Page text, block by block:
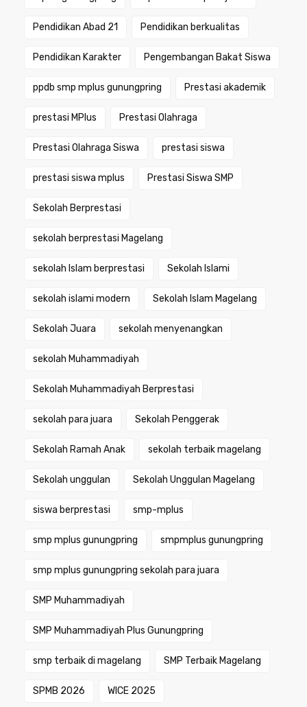
Pendidikan Abad 21 Pendidikan berkualitas
Pendidikan Karakter Pengembangan Bakat Siswa
ppdb smp mplus gunungpring Prestasi akademik
prestasi MPlus Prestasi Olahraga
Prestasi Olahraga Siswa prestasi siswa
prestasi siswa mplus Prestasi Siswa SMP
Sekolah Berprestasi
sekolah berprestasi Magelang
sekolah Islam berprestasi Sekolah Islami
sekolah islami modern Sekolah Islam Magelang
Sekolah Juara sekolah menyenangkan
sekolah Muhammadiyah
Sekolah Muhammadiyah Berprestasi
sekolah para juara Sekolah Penggerak
Sekolah Ramah Anak sekolah terbaik magelang
Sekolah unggulan Sekolah Unggulan Magelang
siswa berprestasi smp-mplus
smp mplus gunungpring smpmplus gunungpring
smp mplus gunungpring sekolah para juara
SMP Muhammadiyah
SMP Muhammadiyah Plus Gunungpring
smp terbaik di magelang SMP Terbaik Magelang
SPMB 2026 WICE 2025